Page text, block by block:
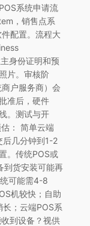
系统申请流
，销售点系
配置。流程大
身份证明和预
片。审核阶
户服务商）会
准后，硬件
。测试与开
： 简单云端
后几分钟到1-2
。传统POS或
到货安装可能再
可能需4-8
机较快；自助
；云端POS系
到设备？视供